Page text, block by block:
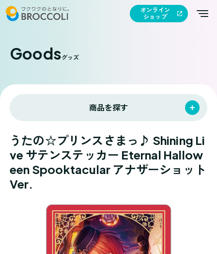
オンライン
ショップ
Goodsグッズ
商品を探す
うたの☆プリンスさまっ♪ Shining Li
ve サテンステッカー Eternal Hallow
een Spooktacular アナザーショット
Ver.